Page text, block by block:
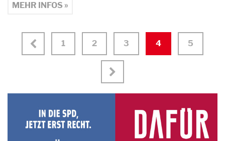
MEHR INFOS »
1 2 3 4 5